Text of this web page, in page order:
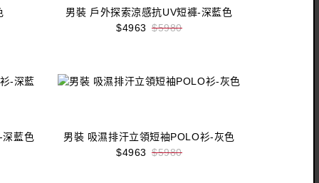
男裝 戶外探索涼感抗UV短褲-深藍色
$4963 $5980
深藍色
男裝 吸濕排汗立領短袖POLO衫-灰色
$4963 $5980